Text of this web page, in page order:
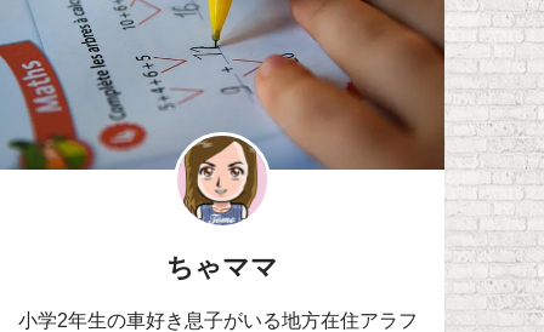
ちゃママ
小学2年生の車好き息子がいる地方在住アラフ